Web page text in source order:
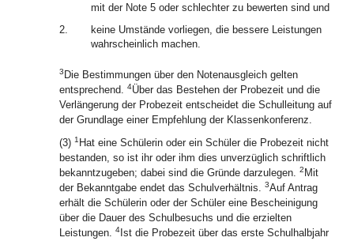
mit der Note 5 oder schlechter zu bewerten sind und
2.
keine Umstände vorliegen, die bessere Leistungen
wahrscheinlich machen.
3 Die Bestimmungen über den Notenausgleich gelten
entsprechend. 4Über das Bestehen der Probezeit und die
Verlängerung der Probezeit entscheidet die Schulleitung auf
der Grundlage einer Empfehlung der Klassenkonferenz.
(3) 1 Hat eine Schülerin oder ein Schüler die Probezeit nicht
bestanden, so ist ihr oder ihm dies unverzüglich schriftlich
bekanntzugeben; dabei sind die Gründe darzulegen. 2 Mit
der Bekanntgabe endet das Schulverhältnis. 3Auf Antrag
erhält die Schülerin oder der Schüler eine Bescheinigung
über die Dauer des Schulbesuchs und die erzielten
Leistungen. 4 Ist die Probezeit über das erste Schulhalbjahr